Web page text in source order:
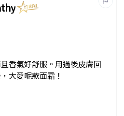
香氣好舒服。用過後皮膚回
大愛呢款面霜！